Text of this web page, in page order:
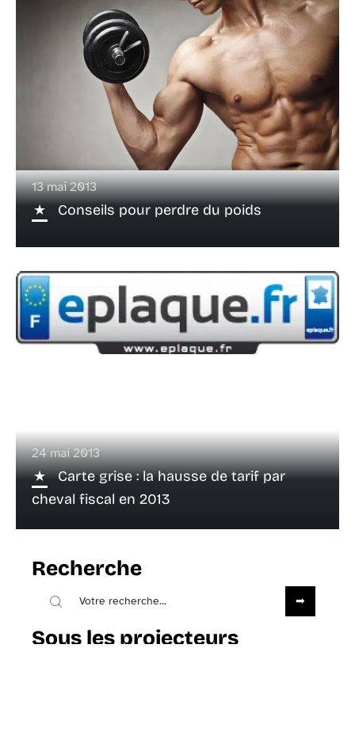
13 mai 2013
Conseils pour perdre du poids
24 mai 2013
Carte grise : la hausse de tarif par
cheval fiscal en 2013
Recherche
Sous les projecteurs